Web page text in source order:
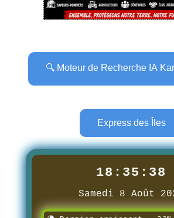
🔍 Moteur de Recherche IA
Express des Îles
18:35:39
Samedi 8 Août